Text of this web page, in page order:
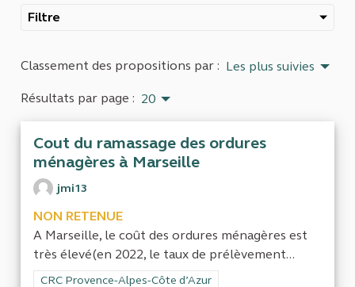
Filtre
Classement des propositions par : Les plus suivies
Résultats par page : 20
Cout du ramassage des ordures
ménagères à Marseille
jmi13
NON RETENUE
A Marseille, le coût des ordures ménagères est
très élevé(en 2022, le taux de prélèvement...
Filtrer les résultats de la catégorie : CRC Provence-Alpes-
CRC Provence-Alpes-Côte d’Azur